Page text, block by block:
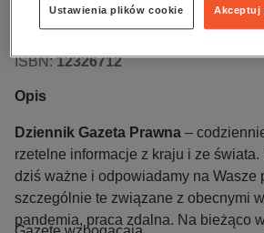
Język publikacji:polski
ISBN:12326712
Opis
Dziennik Gazeta Prawna –
rzetelne informacje z kraju i ze świata.
dziś ważne i odpowiadamy na Wasze
szczególnie te związane z obecnymi
pandemia, praca zdalna. Na bieżąco
Akceptuj
Ustawienia plików cookie